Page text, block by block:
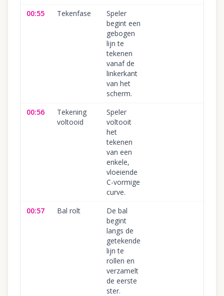
00:55 Tekenfase
Speler
begint een
gebogen
lijn te
tekenen
vanaf de
linkerkant
van het
scherm.
00:56
Tekening
voltooid
Speler
voltooit
het
tekenen
van een
enkele,
vloeiende
C-vormige
curve.
00:57 Bal rolt
De bal
begint
langs de
getekende
lijn te
rollen en
verzamelt
de eerste
ster.